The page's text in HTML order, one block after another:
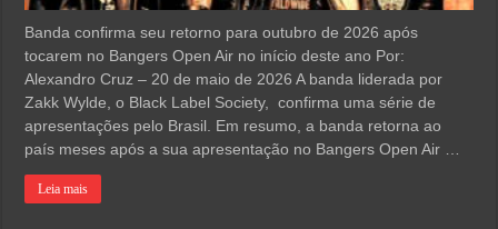
Banda confirma seu retorno para outubro de 2026 após
tocarem no Bangers Open Air no início deste ano Por:
Alexandro Cruz – 20 de maio de 2026 A banda liderada por
Zakk Wylde, o Black Label Society, confirma uma série de
apresentações pelo Brasil. Em resumo, a banda retorna ao
país meses após a sua apresentação no Bangers Open Air …
Leia mais